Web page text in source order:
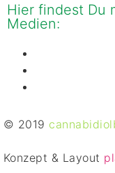
Hier findest Du
Medien:
© 2019
Konzept & Layout